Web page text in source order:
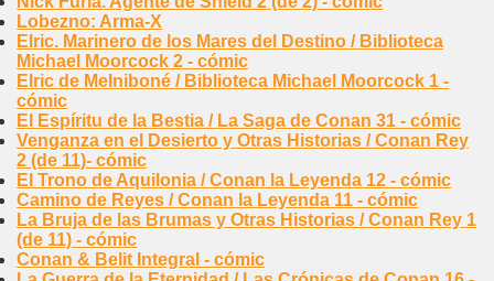
Lobezno: Arma-X
Elric. Marinero de los Mares del Destino / Biblioteca
Michael Moorcock 2 - cómic
Elric de Melniboné / Biblioteca Michael Moorcock 1 -
cómic
El Espíritu de la Bestia / La Saga de Conan 31 - cómic
Venganza en el Desierto y Otras Historias / Conan Rey
2 (de 11)- cómic
El Trono de Aquilonia / Conan la Leyenda 12 - cómic
Camino de Reyes / Conan la Leyenda 11 - cómic
La Bruja de las Brumas y Otras Historias / Conan Rey 1
(de 11) - cómic
Conan & Belit Integral - cómic